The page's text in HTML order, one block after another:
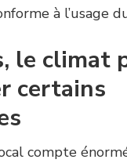
à l’usage
le climat
certains
compte